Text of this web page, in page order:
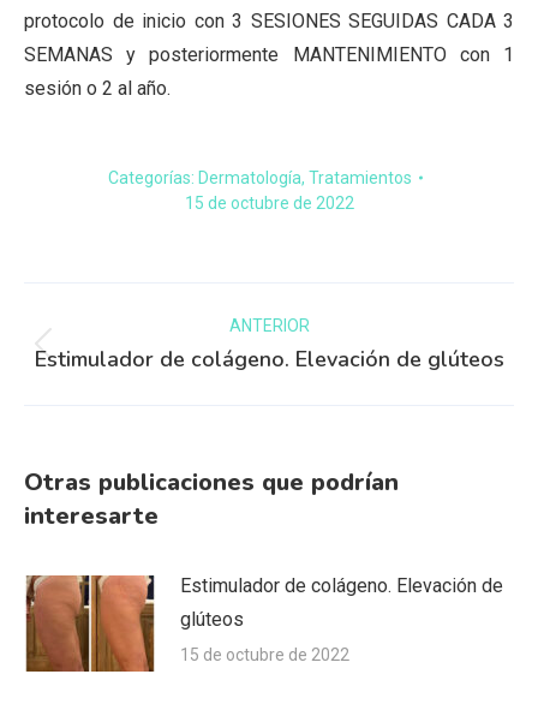
protocolo de inicio con 3 SESIONES SEGUIDAS CADA 3
SEMANAS y posteriormente MANTENIMIENTO con 1
sesión o 2 al año.
Categorías: Dermatología, Tratamientos
15 de octubre de 2022
ANTERIOR
Estimulador de colágeno. Elevación de glúteos
Otras publicaciones que podrían
interesarte
Estimulador de colágeno. Elevación de
glúteos
15 de octubre de 2022